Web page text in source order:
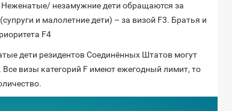
незамужние дети обращаются за
и малолетние дети) – за визой F3. Братья и
F4
дети резидентов Соединённых Штатов могут
визы категорий F имеют ежегодный лимит, то